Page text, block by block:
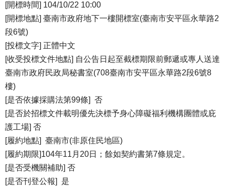
[開標時間] 104/10/22 10:00
[開標地點] 臺南市政府地下一樓開標室(臺南市安平區永華路2
段6號)
[投標文字] 正體中文
[收受投標文件地點] 自公告日起至截標期限前郵遞或專人送達
臺南市政府民政局秘書室(708臺南市安平區永華路2段6號8
樓)
[是否依據採購法第99條] 否
[是否於招標文件載明優先決標予身心障礙福利機構團體或庇
護工場] 否
[履約地點] 臺南市(非原住民地區)
[履約期限]104年11月20日；餘如契約書第7條規定。
[是否受機關補助] 否
[是否刊登公報] 是